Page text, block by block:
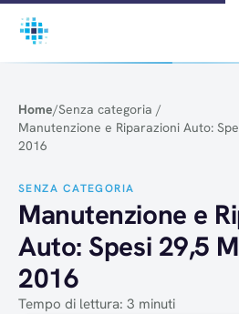
Salta al contenuto
Home/Senza categoria /
Manutenzione e Riparazioni Auto:
2016
SENZA CATEGORIA
Manutenzione e
Auto: Spesi 29,5
2016
Tempo di lettura: 3 minuti